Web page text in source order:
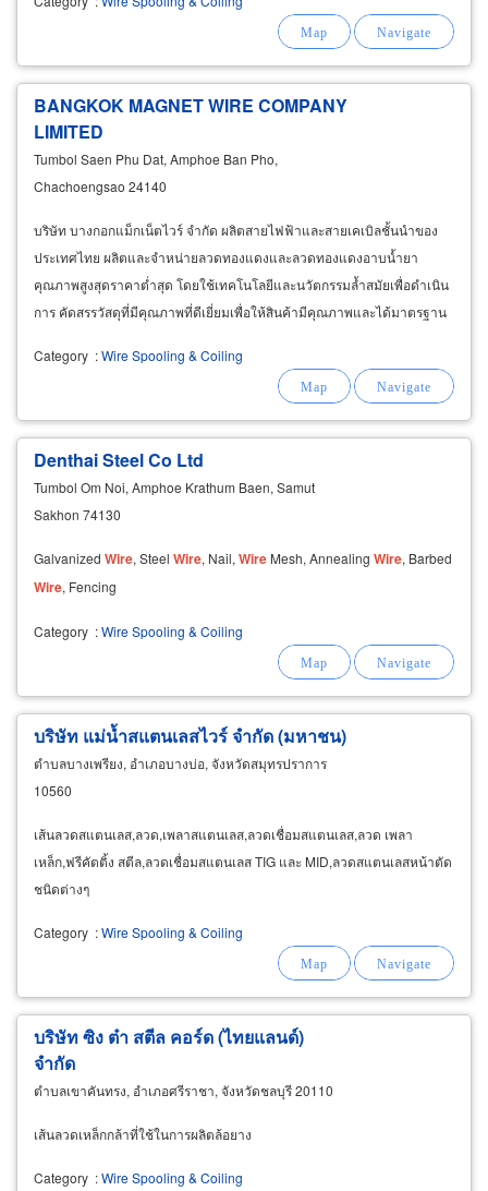
BANGKOK MAGNET WIRE COMPANY
LIMITED
Tumbol Saen Phu Dat, Amphoe Ban Pho,
Chachoengsao 24140
บริษัท บางกอกแม็กเน็ตไวร์ จำกัด ผลิตสายไฟฟ้าและสายเคเบิลชั้นนำของ
ประเทศไทย ผลิตและจำหน่ายลวดทองแดงและลวดทองแดงอาบน้ำยา
คุณภาพสูงสุดราคาต่ำสุด โดยใช้เทคโนโลยีและนวัตกรรมล้ำสมัยเพื่อดำเนิน
การ คัดสรรวัสดุที่มีคุณภาพที่ดีเยี่ยมเพื่อให้สินค้ามีคุณภาพและได้มาตรฐาน
Category :Wire Spooling & Coiling
Denthai Steel Co Ltd
Tumbol Om Noi, Amphoe Krathum Baen, Samut
Sakhon 74130
Galvanized Wire, Steel Wire, Nail, Wire Mesh, Annealing Wire, Barbed
Wire, Fencing
Category :Wire Spooling & Coiling
บริษัท แม่น้ำสแตนเลสไวร์ จำกัด (มหาชน)
ตำบลบางเพรียง, อำเภอบางบ่อ, จังหวัดสมุทรปราการ
10560
เส้นลวดสแตนเลส,ลวด,เพลาสแตนเลส,ลวดเชื่อมสแตนเลส,ลวด เพลา
เหล็ก,ฟรีคัตติ้ง สตีล,ลวดเชื่อมสแตนเลส TIG และ MID,ลวดสแตนเลสหน้าตัด
ชนิดต่างๆ
Category :Wire Spooling & Coiling
บริษัท ซิง ต๋า สตีล คอร์ด (ไทยแลนด์)
จำกัด
ตำบลเขาคันทรง, อำเภอศรีราชา, จังหวัดชลบุรี 20110
เส้นลวดเหล็กกล้าที่ใช้ในการผลิตล้อยาง
Category :Wire Spooling & Coiling